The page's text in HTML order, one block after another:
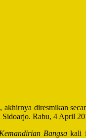
diresmikan
Sidoarjo. Rabu, 4 April
Bangsakali